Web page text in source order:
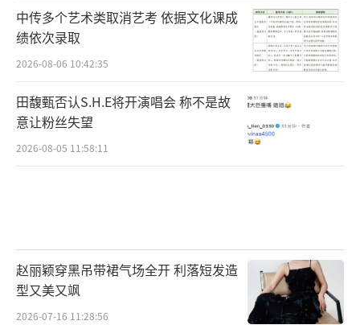
中传多个艺术类取消艺考 依据文化课成
绩依次录取
2026-08-06 10:42:35
田馥甄否认S.H.E将开演唱会 称不是故
意让粉丝失望
2026-08-05 11:58:11
赵丽颖穿黑吊带裙气场全开 利落短发造
型又美又飒
2026-07-16 11:28:56